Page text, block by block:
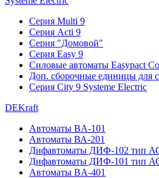
Серия Multi 9
Серия Acti 9
Серия "Домовой"
Серия Easy 9
Силовые автоматы Easypact
Доп. сборочные единицы для
Серия City 9 Systeme Electric
DEKraft
Автоматы BA-101
Автоматы ВА-201
Дифавтоматы ДИФ-102 тип
Дифавтоматы ДИФ-101 тип
Автоматы BA-401